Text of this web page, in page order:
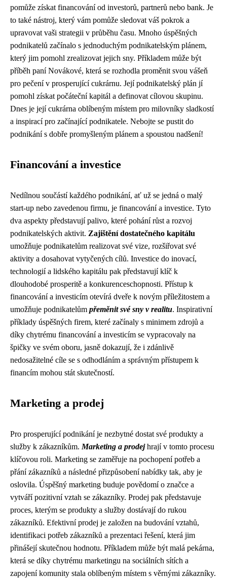
pomůže získat financování od investorů, partnerů nebo bank. Je
to také nástroj, který vám pomůže sledovat váš pokrok a
upravovat vaši strategii v průběhu času. Mnoho úspěšných
podnikatelů začínalo s jednoduchým podnikatelským plánem,
který jim pomohl zrealizovat jejich sny. Příkladem může být
příběh paní Novákové, která se rozhodla proměnit svou vášeň
pro pečení v prosperující cukrárnu. Její podnikatelský plán jí
pomohl získat počáteční kapitál a definovat cílovou skupinu.
Dnes je její cukrárna oblíbeným místem pro milovníky sladkostí
a inspirací pro začínající podnikatele. Nebojte se pustit do
podnikání s dobře promyšleným plánem a spoustou nadšení!
Financování a investice
Nedílnou součástí každého podnikání, ať už se jedná o malý
start-up nebo zavedenou firmu, je financování a investice. Tyto
dva aspekty představují palivo, které pohání růst a rozvoj
podnikatelských aktivit. Zajištění dostatečného kapitálu
umožňuje podnikatelům realizovat své vize, rozšiřovat své
aktivity a dosahovat vytyčených cílů. Investice do inovací,
technologií a lidského kapitálu pak představují klíč k
dlouhodobé prosperitě a konkurenceschopnosti. Přístup k
financování a investicím otevírá dveře k novým příležitostem a
umožňuje podnikatelům přeměnit své sny v realitu. Inspirativní
příklady úspěšných firem, které začínaly s minimem zdrojů a
díky chytrému financování a investicím se vypracovaly na
špičky ve svém oboru, jasně dokazují, že i zdánlivě
nedosažitelné cíle se s odhodláním a správným přístupem k
financím mohou stát skutečností.
Marketing a prodej
Pro prosperující podnikání je nezbytné dostat své produkty a
služby k zákazníkům. Marketing a prodejhrají v tomto procesu
klíčovou roli. Marketing se zaměřuje na pochopení potřeb a
přání zákazníků a následné přizpůsobení nabídky tak, aby je
oslovila. Úspěšný marketing buduje povědomí o značce a
vytváří pozitivní vztah se zákazníky. Prodej pak představuje
proces, kterým se produkty a služby dostávají do rukou
zákazníků. Efektivní prodej je založen na budování vztahů,
identifikaci potřeb zákazníků a prezentaci řešení, která jim
přinášejí skutečnou hodnotu. Příkladem může být malá pekárna,
která se díky chytrému marketingu na sociálních sítích a
zapojení komunity stala oblíbeným místem s věrnými zákazníky.